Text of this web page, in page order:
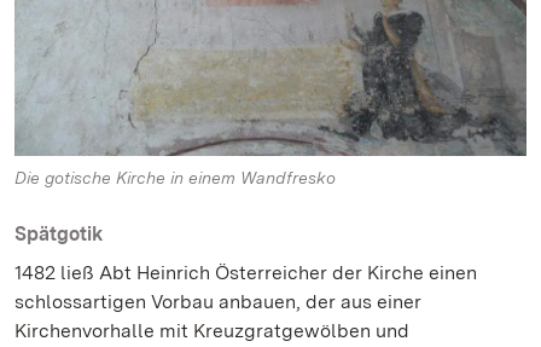
Die gotische Kirche in einem Wandfresko
Spätgotik
1482 ließ Abt Heinrich Österreicher der Kirche einen
schlossartigen Vorbau anbauen, der aus einer
Kirchenvorhalle mit Kreuzgratgewölben und